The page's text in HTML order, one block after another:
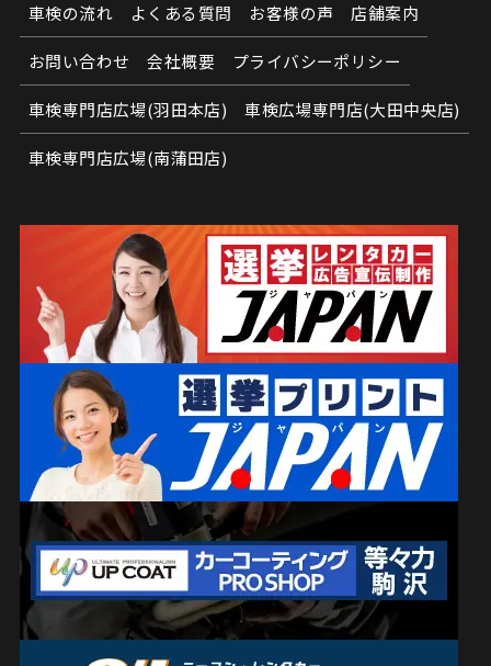
車検の流れ よくある質問 お客様の声 店舗案内
お問い合わせ 会社概要 プライバシーポリシー
車検専門店広場(羽田本店) 車検広場専門店(大田中央店)
車検専門店広場(南蒲田店)